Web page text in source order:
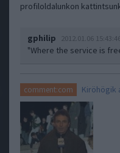
profiloldalunkon
gphilip 2012.01.06
"Where the service is
comment:com Kiröhögik